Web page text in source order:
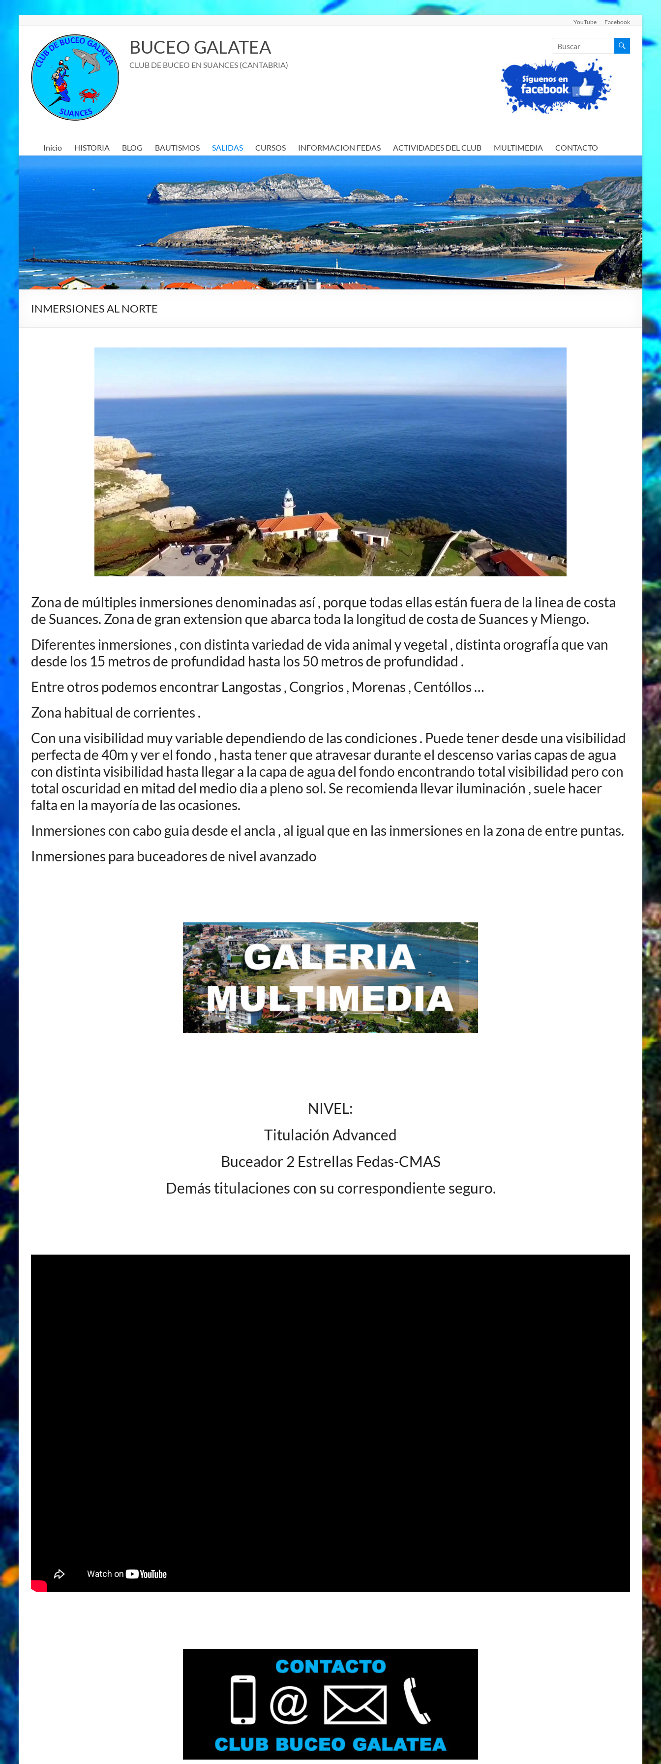
contenido
YouTube Facebook
BUCEO GALATEA
CLUB DE BUCEO EN SUANCES (CANTABRIA)
Inicio HISTORIA BLOG BAUTISMOS SALIDAS CURSOS INFORMACION FEDAS ACTIVIDADES DEL CLUB MULTIMEDIA CONTACTO
INMERSIONES AL NORTE
Zona de múltiples inmersiones denominadas así , porque todas ellas están fuera de la linea de costa
de Suances. Zona de gran extension que abarca toda la longitud de costa de Suances y Miengo.
Diferentes inmersiones , con distinta variedad de vida animal y vegetal , distinta orografÍa que van
desde los 15 metros de profundidad hasta los 50 metros de profundidad .
Entre otros podemos encontrar Langostas , Congrios , Morenas , Centóllos …
Zona habitual de corrientes .
Con una visibilidad muy variable dependiendo de las condiciones . Puede tener desde una visibilidad
perfecta de 40m y ver el fondo , hasta tener que atravesar durante el descenso varias capas de agua
con distinta visibilidad hasta llegar a la capa de agua del fondo encontrando total visibilidad pero con
total oscuridad en mitad del medio dia a pleno sol. Se recomienda llevar iluminación , suele hacer
falta en la mayoría de las ocasiones.
Inmersiones con cabo guia desde el ancla , al igual que en las inmersiones en la zona de entre puntas.
Inmersiones para buceadores de nivel avanzado
NIVEL:
Titulación Advanced
Buceador 2 Estrellas Fedas-CMAS
Demás titulaciones con su correspondiente seguro.